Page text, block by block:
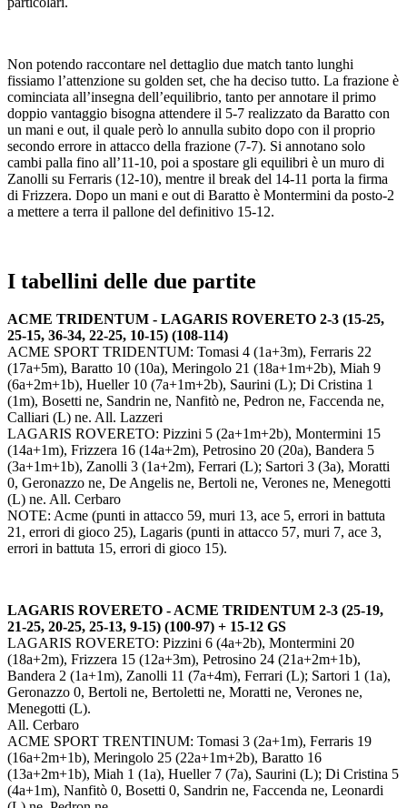
Non potendo raccontare nel dettaglio due match tanto lunghi
fissiamo l’attenzione su golden set, che ha deciso tutto. La frazione è
cominciata all’insegna dell’equilibrio, tanto per annotare il primo
doppio vantaggio bisogna attendere il 5-7 realizzato da Baratto con
un mani e out, il quale però lo annulla subito dopo con il proprio
secondo errore in attacco della frazione (7-7). Si annotano solo
cambi palla fino all’11-10, poi a spostare gli equilibri è un muro di
Zanolli su Ferraris (12-10), mentre il break del 14-11 porta la firma
di Frizzera. Dopo un mani e out di Baratto è Montermini da posto-2
a mettere a terra il pallone del definitivo 15-12.
I tabellini delle due partite
ACME TRIDENTUM - LAGARIS ROVERETO 2-3 (15-25,
25-15, 36-34, 22-25, 10-15) (108-114)
ACME SPORT TRIDENTUM: Tomasi 4 (1a+3m), Ferraris 22
(17a+5m), Baratto 10 (10a), Meringolo 21 (18a+1m+2b), Miah 9
(6a+2m+1b), Hueller 10 (7a+1m+2b), Saurini (L); Di Cristina 1
(1m), Bosetti ne, Sandrin ne, Nanfitò ne, Pedron ne, Faccenda ne,
Calliari (L) ne. All. Lazzeri
LAGARIS ROVERETO: Pizzini 5 (2a+1m+2b), Montermini 15
(14a+1m), Frizzera 16 (14a+2m), Petrosino 20 (20a), Bandera 5
(3a+1m+1b), Zanolli 3 (1a+2m), Ferrari (L); Sartori 3 (3a), Moratti
0, Geronazzo ne, De Angelis ne, Bertoli ne, Verones ne, Menegotti
(L) ne. All. Cerbaro
NOTE: Acme (punti in attacco 59, muri 13, ace 5, errori in battuta
21, errori di gioco 25), Lagaris (punti in attacco 57, muri 7, ace 3,
errori in battuta 15, errori di gioco 15).
LAGARIS ROVERETO - ACME TRIDENTUM 2-3 (25-19,
21-25, 20-25, 25-13, 9-15) (100-97) + 15-12 GS
LAGARIS ROVERETO: Pizzini 6 (4a+2b), Montermini 20
(18a+2m), Frizzera 15 (12a+3m), Petrosino 24 (21a+2m+1b),
Bandera 2 (1a+1m), Zanolli 11 (7a+4m), Ferrari (L); Sartori 1 (1a),
Geronazzo 0, Bertoli ne, Bertoletti ne, Moratti ne, Verones ne,
Menegotti (L).
All. Cerbaro
ACME SPORT TRENTINUM: Tomasi 3 (2a+1m), Ferraris 19
(16a+2m+1b), Meringolo 25 (22a+1m+2b), Baratto 16
(13a+2m+1b), Miah 1 (1a), Hueller 7 (7a), Saurini (L); Di Cristina 5
(4a+1m), Nanfitò 0, Bosetti 0, Sandrin ne, Faccenda ne, Leonardi